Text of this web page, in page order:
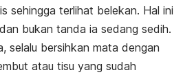
sehingga terlihat belekan. Hal ini
bukan tanda ia sedang sedih.
selalu bersihkan mata dengan
atau tisu yang sudah